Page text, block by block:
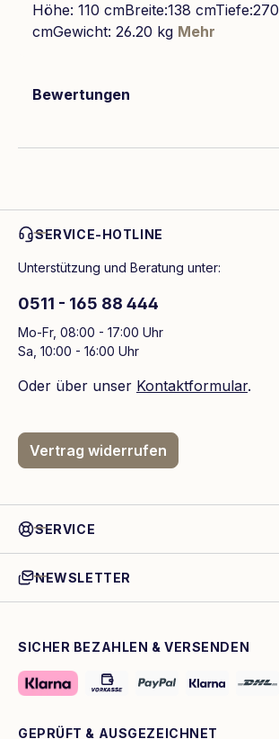
Höhe: 110 cmBreite:138 cmTiefe:270
cmGewicht: 26.20 kg Mehr
Bewertungen
SERVICE-HOTLINE
Unterstützung und Beratung unter:
0511 - 165 88 444
Mo-Fr, 08:00 - 17:00 Uhr
Sa, 10:00 - 16:00 Uhr
Oder über unser Kontaktformular.
Vertrag widerrufen
SERVICE
NEWSLETTER
SICHER BEZAHLEN & VERSENDEN
GEPRÜFT & AUSGEZEICHNET